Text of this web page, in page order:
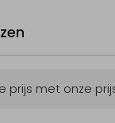
prijs met onze